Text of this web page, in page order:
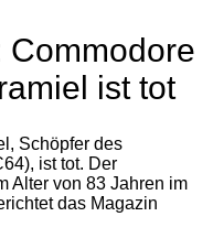
Commodore
ist tot
Schöpfer des
ist tot. Der
Alter von 83 Jahren im
das Magazin